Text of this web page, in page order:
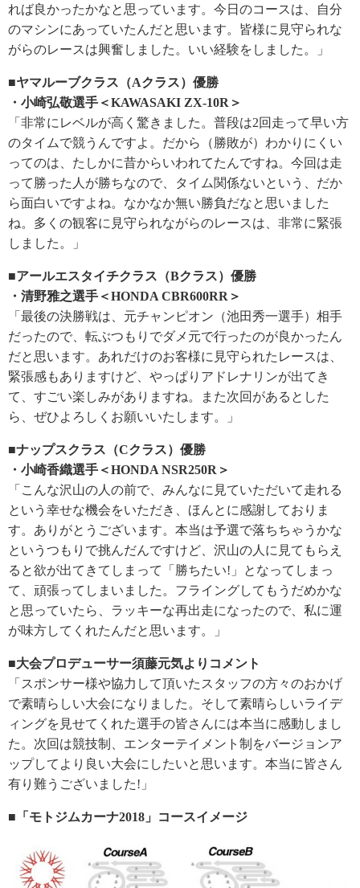
れば良かったかなと思っています。今日のコースは、自分
のマシンにあっていたんだと思います。皆様に見守られな
がらのレースは興奮しました。いい経験をしました。」
■ヤマルーブクラス（Aクラス）優勝
・小崎弘敬選手＜KAWASAKI ZX-10R＞
「非常にレベルが高く驚きました。普段は2回走って早い方
のタイムで競うんですよ。だから（勝敗が）わかりにくい
ってのは、たしかに昔からいわれてたんですね。今回は走
って勝った人が勝ちなので、タイム関係ないという、だか
ら面白いですよね。なかなか無い勝負だなと思いました
ね。多くの観客に見守られながらのレースは、非常に緊張
しました。」
■アールエスタイチクラス（Bクラス）優勝
・清野雅之選手＜HONDA CBR600RR＞
「最後の決勝戦は、元チャンピオン（池田秀一選手）相手
だったので、転ぶつもりでダメ元で行ったのが良かったん
だと思います。あれだけのお客様に見守られたレースは、
緊張感もありますけど、やっぱりアドレナリンが出てき
て、すごい楽しみがありますね。また次回があるとした
ら、ぜひよろしくお願いいたします。」
■ナップスクラス（Cクラス）優勝
・小崎香織選手＜HONDA NSR250R＞
「こんな沢山の人の前で、みんなに見ていただいて走れる
という幸せな機会をいただき、ほんとに感謝しておりま
す。ありがとうございます。本当は予選で落ちちゃうかな
というつもりで挑んだんですけど、沢山の人に見てもらえ
ると欲が出てきてしまって「勝ちたい!」となってしまっ
て、頑張ってしまいました。フライングしてもうだめかな
と思っていたら、ラッキーな再出走になったので、私に運
が味方してくれたんだと思います。」
■大会プロデューサー須藤元気よりコメント
「スポンサー様や協力して頂いたスタッフの方々のおかげ
で素晴らしい大会になりました。そして素晴らしいライデ
ィングを見せてくれた選手の皆さんには本当に感動しまし
た。次回は競技制、エンターテイメント制をバージョンア
ップしてより良い大会にしたいと思います。本当に皆さん
有り難うございました!」
■「モトジムカーナ2018」コースイメージ